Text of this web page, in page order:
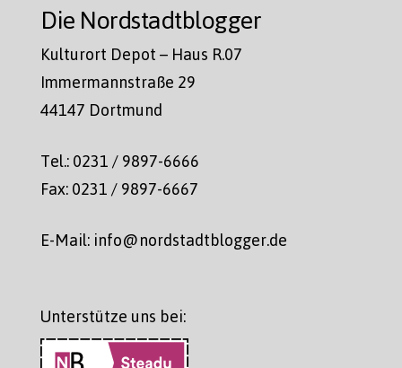
Die Nordstadtblogger
Kulturort Depot – Haus R.07
Immermannstraße 29
44147 Dortmund
Tel.: 0231 / 9897-6666
Fax: 0231 / 9897-6667
E-Mail: info@nordstadtblogger.de
Unterstütze uns bei: